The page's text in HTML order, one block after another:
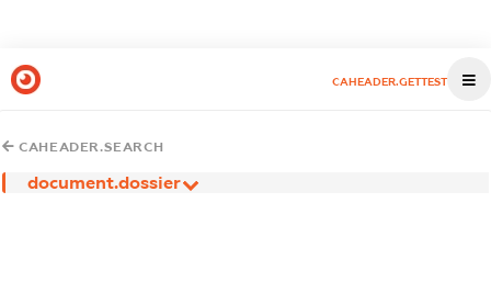
CAHEADER.GETTEST
CAHEADER.SEARCH
document.dossier